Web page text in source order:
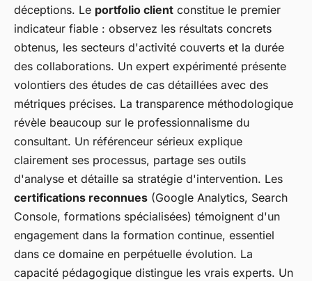
déceptions. Le portfolio client constitue le premier
indicateur fiable : observez les résultats concrets
obtenus, les secteurs d'activité couverts et la durée
des collaborations. Un expert expérimenté présente
volontiers des études de cas détaillées avec des
métriques précises. La transparence méthodologique
révèle beaucoup sur le professionnalisme du
consultant. Un référenceur sérieux explique
clairement ses processus, partage ses outils
d'analyse et détaille sa stratégie d'intervention. Les
certifications reconnues (Google Analytics, Search
Console, formations spécialisées) témoignent d'un
engagement dans la formation continue, essentiel
dans ce domaine en perpétuelle évolution. La
capacité pédagogique distingue les vrais experts. Un